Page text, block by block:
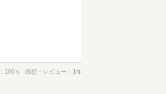
100 ％ 感想・レビュー 1件